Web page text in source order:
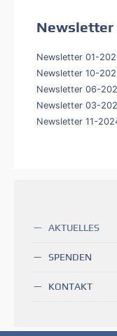
Newsletter
Newsletter 01-
Newsletter 10-
Newsletter 06-
Newsletter 03-
Newsletter 11-
AKTUELLES
SPENDEN
KONTAKT